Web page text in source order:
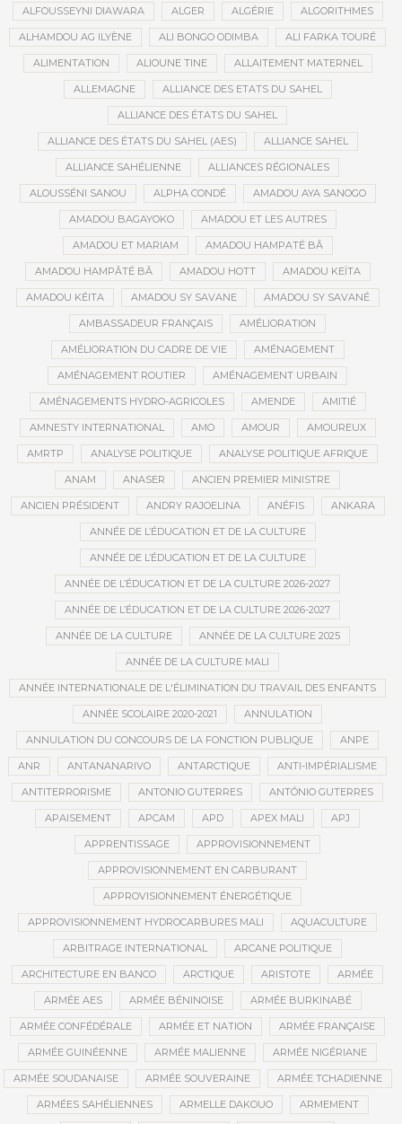
ALFOUSSEYNI DIAWARA ALGER ALGÉRIE ALGORITHMES
ALHAMDOU AG ILYÈNE ALI BONGO ODIMBA ALI FARKA TOURÉ
ALIMENTATION ALIOUNE TINE ALLAITEMENT MATERNEL
ALLEMAGNE ALLIANCE DES ETATS DU SAHEL
ALLIANCE DES ÉTATS DU SAHEL
ALLIANCE DES ÉTATS DU SAHEL (AES) ALLIANCE SAHEL
ALLIANCE SAHÉLIENNE ALLIANCES RÉGIONALES
ALOUSSÉNI SANOU ALPHA CONDÉ AMADOU AYA SANOGO
AMADOU BAGAYOKO AMADOU ET LES AUTRES
AMADOU ET MARIAM AMADOU HAMPATÉ BÂ
AMADOU HAMPÂTÉ BÂ AMADOU HOTT AMADOU KEÏTA
AMADOU KÉITA AMADOU SY SAVANE AMADOU SY SAVANÉ
AMBASSADEUR FRANÇAIS AMÉLIORATION
AMÉLIORATION DU CADRE DE VIE AMÉNAGEMENT
AMÉNAGEMENT ROUTIER AMÉNAGEMENT URBAIN
AMÉNAGEMENTS HYDRO-AGRICOLES AMENDE AMITIÉ
AMNESTY INTERNATIONAL AMO AMOUR AMOUREUX
AMRTP ANALYSE POLITIQUE ANALYSE POLITIQUE AFRIQUE
ANAM ANASER ANCIEN PREMIER MINISTRE
ANCIEN PRÉSIDENT ANDRY RAJOELINA ANÉFIS ANKARA
ANNÉE DE L’ÉDUCATION ET DE LA CULTURE
ANNÉE DE L’ÉDUCATION ET DE LA CULTURE
ANNÉE DE L’ÉDUCATION ET DE LA CULTURE 2026-2027
ANNÉE DE L’ÉDUCATION ET DE LA CULTURE 2026-2027
ANNÉE DE LA CULTURE ANNÉE DE LA CULTURE 2025
ANNÉE DE LA CULTURE MALI
ANNÉE INTERNATIONALE DE L'ÉLIMINATION DU TRAVAIL DES ENFANTS
ANNÉE SCOLAIRE 2020-2021 ANNULATION
ANNULATION DU CONCOURS DE LA FONCTION PUBLIQUE ANPE
ANR ANTANANARIVO ANTARCTIQUE ANTI-IMPÉRIALISME
ANTITERRORISME ANTONIO GUTERRES ANTÓNIO GUTERRES
APAISEMENT APCAM APD APEX MALI APJ
APPRENTISSAGE APPROVISIONNEMENT
APPROVISIONNEMENT EN CARBURANT
APPROVISIONNEMENT ÉNERGÉTIQUE
APPROVISIONNEMENT HYDROCARBURES MALI AQUACULTURE
ARBITRAGE INTERNATIONAL ARCANE POLITIQUE
ARCHITECTURE EN BANCO ARCTIQUE ARISTOTE ARMÉE
ARMÉE AES ARMÉE BÉNINOISE ARMÉE BURKINABÉ
ARMÉE CONFÉDÉRALE ARMÉE ET NATION ARMÉE FRANÇAISE
ARMÉE GUINÉENNE ARMÉE MALIENNE ARMÉE NIGÉRIANE
ARMÉE SOUDANAISE ARMÉE SOUVERAINE ARMÉE TCHADIENNE
ARMÉES SAHÉLIENNES ARMELLE DAKOUO ARMEMENT